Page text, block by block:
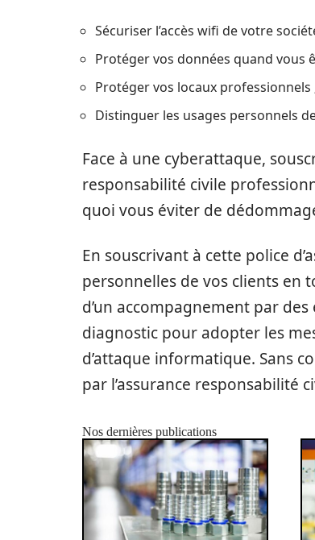
Sécuriser l’accès wifi de votre
Protéger vos données quand vous
Protéger vos locaux professionnels
Distinguer les usages personnels
Face à une cyberattaque,
responsabilité civile
quoi vous éviter de
En souscrivant à cette police
personnelles de vos clients en
d’un accompagnement par
diagnostic pour adopter les
d’attaque informatique. Sans
par l’assurance responsabilité
Nos dernières publications